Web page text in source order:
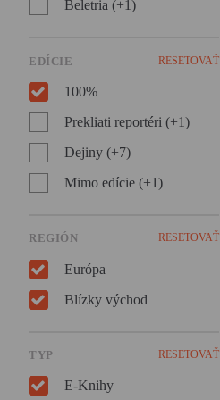
Beletria (+1)
EDÍCIE RESETOVAŤ
100%
Prekliati reportéri (+1)
Dejiny (+7)
Mimo edície (+1)
REGIÓN RESETOVAŤ
Európa
Blízky východ
TYP RESETOVAŤ
E-Knihy